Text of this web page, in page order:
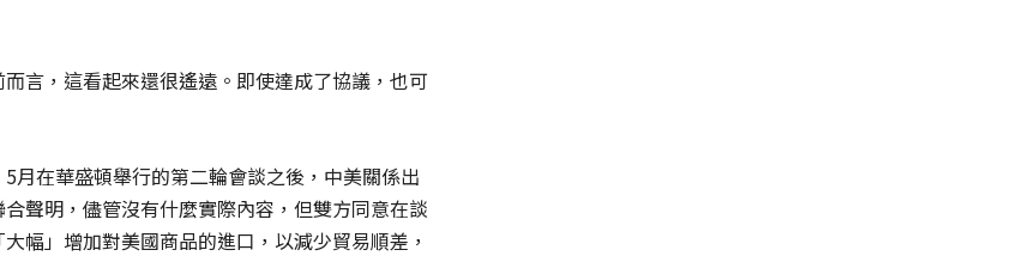
言，這看起來還很遙遠。即使達成了協議，也可
月在華盛頓舉行的第二輪會談之後，中美關係出
聲明，儘管沒有什麼實際內容，但雙方同意在談
幅」增加對美國商品的進口，以減少貿易順差，